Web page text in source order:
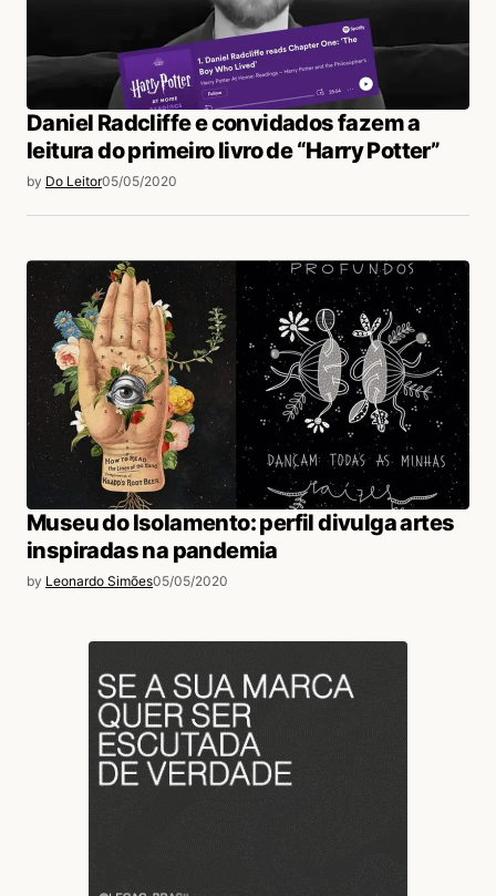
Daniel Radcliffe e convidados fazem a
leitura do primeiro livro de “Harry Potter”
by Do Leitor05/05/2020
Museu do Isolamento: perfil divulga artes
inspiradas na pandemia
by Leonardo Simões05/05/2020